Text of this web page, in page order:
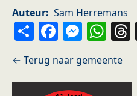
Auteur Sam Herremans
Share